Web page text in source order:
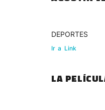
DEPORTES
Ir a Link